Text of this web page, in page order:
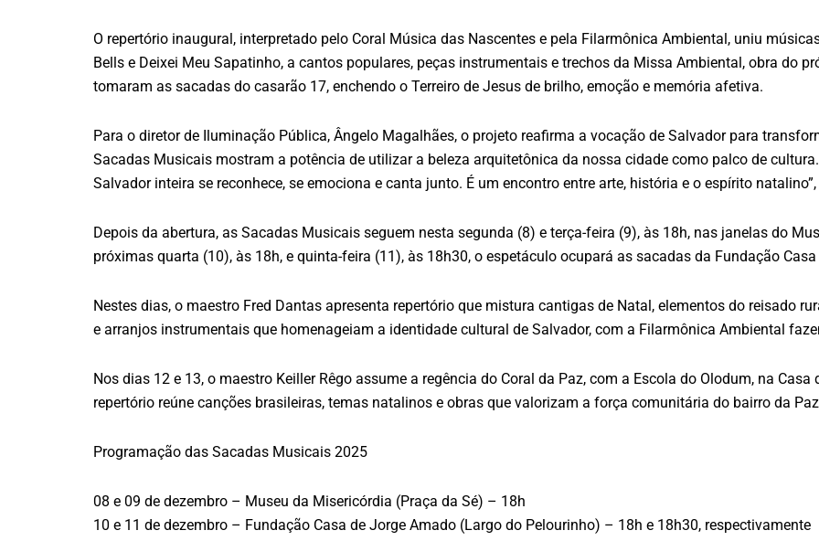
O repertório inaugural, interpretado pelo Coral Música das Nascentes e pela Filarmônica Ambiental, uniu
Bells e Deixei Meu Sapatinho, a cantos populares, peças instrumentais e trechos da Missa Ambiental, obra do
tomaram as sacadas do casarão 17, enchendo o Terreiro de Jesus de brilho, emoção e memória afetiva.
Para o diretor de Iluminação Pública, Ângelo Magalhães, o projeto reafirma a vocação de Salvador para
Sacadas Musicais mostram a potência de utilizar a beleza arquitetônica da nossa cidade como palco de
Salvador inteira se reconhece, se emociona e canta junto. É um encontro entre arte, história e o espírito
Depois da abertura, as Sacadas Musicais seguem nesta segunda (8) e terça-feira (9), às 18h, nas janelas do
próximas quarta (10), às 18h, e quinta-feira (11), às 18h30, o espetáculo ocupará as sacadas da Fundação
Nestes dias, o maestro Fred Dantas apresenta repertório que mistura cantigas de Natal, elementos do reisado
e arranjos instrumentais que homenageiam a identidade cultural de Salvador, com a Filarmônica Ambiental
Nos dias 12 e 13, o maestro Keiller Rêgo assume a regência do Coral da Paz, com a Escola do Olodum, na Casa
repertório reúne canções brasileiras, temas natalinos e obras que valorizam a força comunitária do bairro da
Programação das Sacadas Musicais 2025
08 e 09 de dezembro – Museu da Misericórdia (Praça da Sé) – 18h
10 e 11 de dezembro – Fundação Casa de Jorge Amado (Largo do Pelourinho) – 18h e 18h30, respectivamente